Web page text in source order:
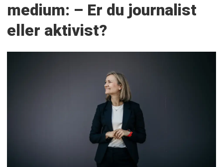
medium: – Er du journalist
eller aktivist?